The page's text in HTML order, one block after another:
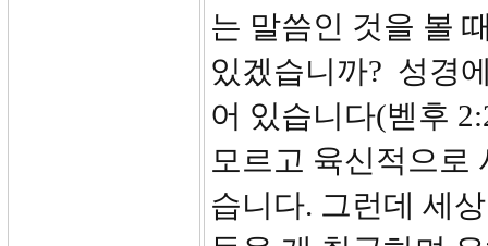
는 말씀인 것을 볼
있겠습니까? 성경
어 있습니다(벧후
모르고 육신적으로
습니다. 그런데 세